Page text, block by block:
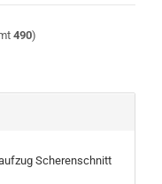
490)
Scherenschnitt